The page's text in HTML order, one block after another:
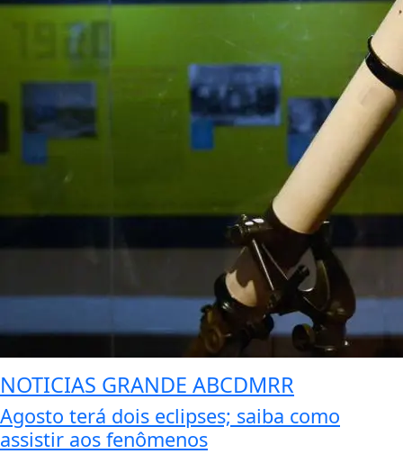
NOTICIAS GRANDE ABCDMRR
Agosto terá dois eclipses; saiba como
assistir aos fenômenos